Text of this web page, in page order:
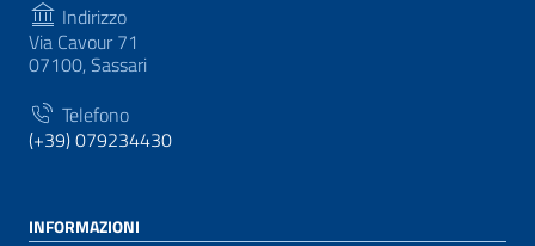
Indirizzo
Via Cavour 71
07100, Sassari
Telefono
(+39) 079234430
INFORMAZIONI